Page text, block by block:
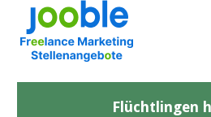
Flüchtlingen